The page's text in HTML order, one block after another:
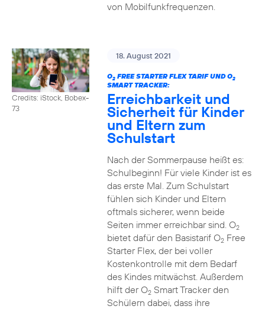
von Mobilfunkfrequenzen.
Credits: iStock, Bobex-
73
18. August 2021
O2FREE STARTER FLEX TARIF UND O2
SMART TRACKER:
Erreichbarkeit und
Sicherheit für Kinder
und Eltern zum
Schulstart
Nach der Sommerpause heißt es:
Schulbeginn! Für viele Kinder ist es
das erste Mal. Zum Schulstart
fühlen sich Kinder und Eltern
oftmals sicherer, wenn beide
Seiten immer erreichbar sind. O2
bietet dafür den Basistarif O2Free
Starter Flex, der bei voller
Kostenkontrolle mit dem Bedarf
des Kindes mitwächst. Außerdem
hilft der O2Smart Tracker den
Schülern dabei, dass ihre